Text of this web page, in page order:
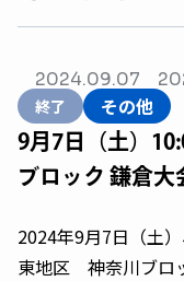
2024.09.07
終了 その他
9月7日（土）
ブロック 鎌倉大
2024年9月7日（土
東地区 神奈川ブロ